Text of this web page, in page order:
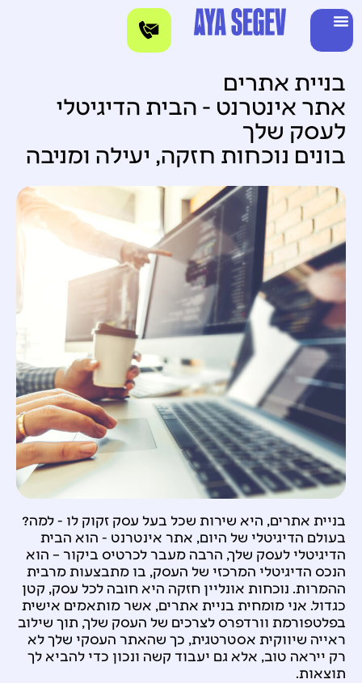
בניית אתרים
אתר אינטרנט - הבית הדיגיטלי
לעסק שלך
בונים נוכחות חזקה, יעילה ומניבה
בניית אתרים, היא שירות שכל בעל עסק זקוק לו - למה?
בעולם הדיגיטלי של היום, אתר אינטרנט - הוא הבית
הדיגיטלי לעסק שלך, הרבה מעבר לכרטיס ביקור – הוא
הנכס הדיגיטלי המרכזי של העסק, בו מתבצעות מרבית
ההמרות. נוכחות אונליין חזקה היא חובה לכל עסק, קטן
כגדול. אני מומחית בניית אתרים, אשר מותאמים אישית
בפלטפורמת וורדפרס לצרכים של העסק שלך, תוך שילוב
ראייה שיווקית אסטרטגית, כך שהאתר העסקי שלך לא
רק ייראה טוב, אלא גם יעבוד קשה ונכון כדי להביא לך
תוצאות.